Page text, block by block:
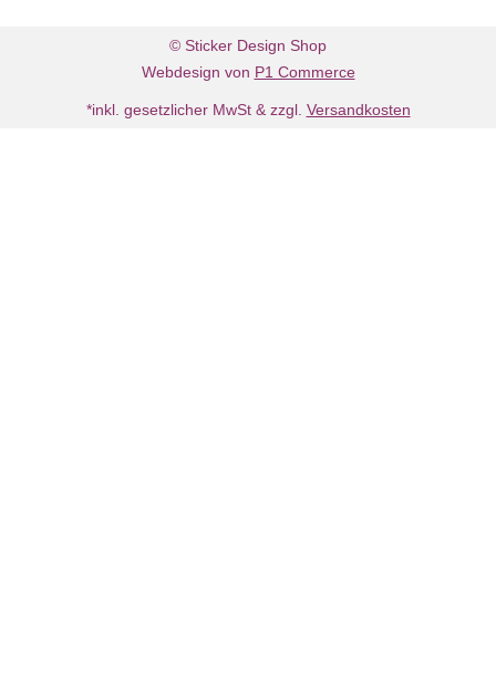
© Sticker Design Shop
Webdesign von P1 Commerce
*inkl. gesetzlicher MwSt & zzgl. Versandkosten